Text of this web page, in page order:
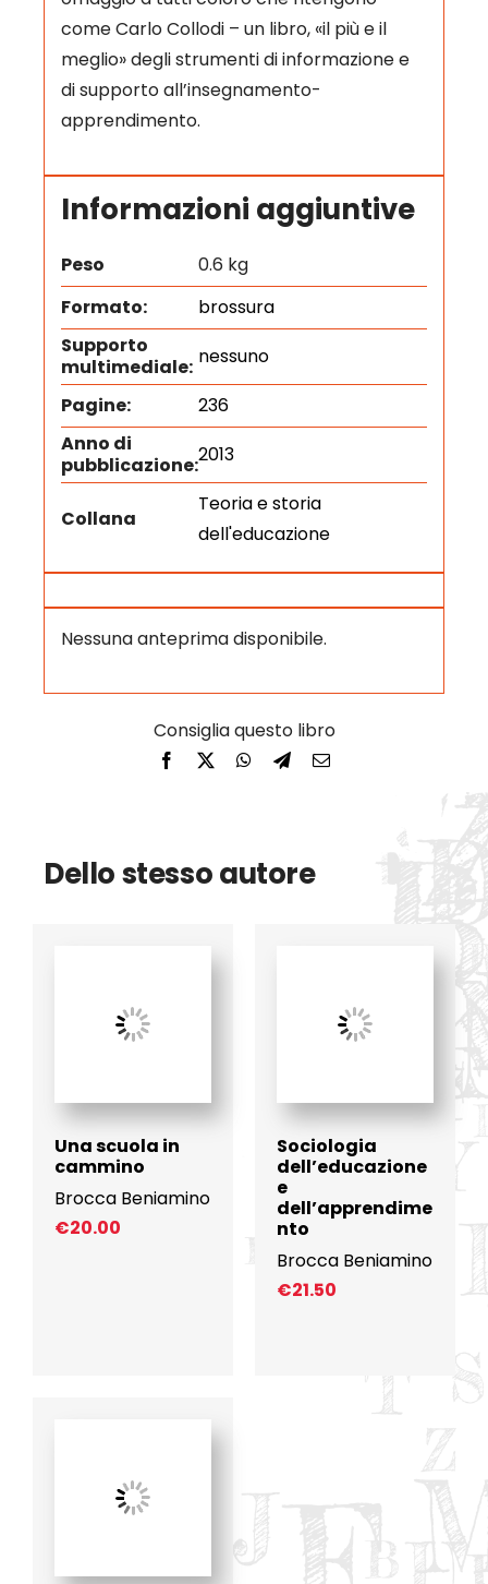
come Carlo Collodi – un libro, «il più e il
meglio» degli strumenti di informazione e
di supporto all’insegnamento-
apprendimento.
Informazioni aggiuntive
Peso
0.6 kg
Formato:
brossura
Supporto
multimediale: nessuno
Pagine:
236
Anno di
pubblicazione:2013
Collana
Teoria e storia
dell'educazione
Nessuna anteprima disponibile.
Dello stesso autore
Una scuola in
cammino
Brocca Beniamino
€20.00
Sociologia
dell’educazione
e
dell’apprendime
nto
Brocca Beniamino
€21.50